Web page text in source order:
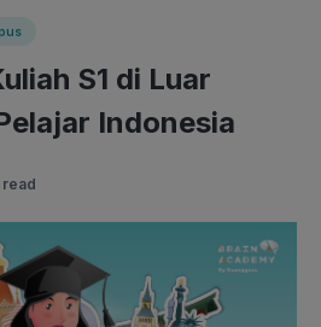
S1 di Luar
Indonesia
read